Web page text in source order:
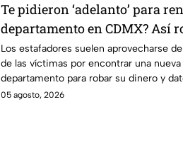
Te pidieron ‘adelanto’ para
departamento en CDMX? Así
dinero con las falsas rentas
sociales
Los estafadores suelen aprovecharse
de las víctimas por encontrar una nueva
departamento para robar su dinero y
personales.
05 agosto, 2026